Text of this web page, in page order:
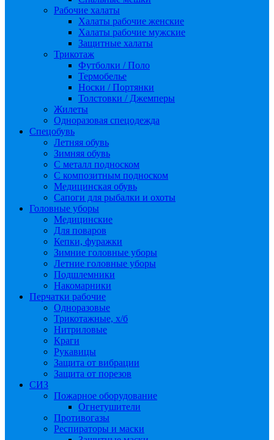
Рабочие халаты
Халаты рабочие женские
Халаты рабочие мужские
Защитные халаты
Трикотаж
Футболки / Поло
Термобелье
Носки / Портянки
Толстовки / Джемперы
Жилеты
Одноразовая спецодежда
Спецобувь
Летняя обувь
Зимняя обувь
С металл подноском
С композитным подноском
Медицинская обувь
Сапоги для рыбалки и охоты
Головные уборы
Медицинские
Для поваров
Кепки, фуражки
Зимние головные уборы
Летние головные уборы
Подшлемники
Накомарники
Перчатки рабочие
Одноразовые
Трикотажные, х/б
Нитриловые
Краги
Рукавицы
Защита от вибрации
Защита от порезов
СИЗ
Пожарное оборудование
Огнетушители
Противогазы
Респираторы и маски